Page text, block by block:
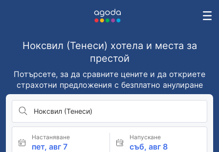
Ноксвил (Тенеси) хотела и места за
престой
Потърсете, за да сравните цените и да откриете
страхотни предложения с безплатно анулиране
Ноксвил (Тенеси)
Настаняване
пет, авг 7
Напускане
съб, авг 8